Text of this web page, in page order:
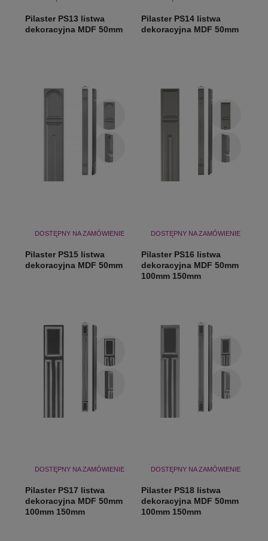
Pilaster PS13 listwa
dekoracyjna MDF 50mm
Pilaster PS14 listwa
dekoracyjna MDF 50mm
DOSTĘPNY NA ZAMÓWIENIE
Pilaster PS15 listwa
dekoracyjna MDF 50mm
DOSTĘPNY NA ZAMÓWIENIE
Pilaster PS16 listwa
dekoracyjna MDF 50mm
100mm 150mm
DOSTĘPNY NA ZAMÓWIENIE
Pilaster PS17 listwa
dekoracyjna MDF 50mm
100mm 150mm
DOSTĘPNY NA ZAMÓWIENIE
Pilaster PS18 listwa
dekoracyjna MDF 50mm
100mm 150mm